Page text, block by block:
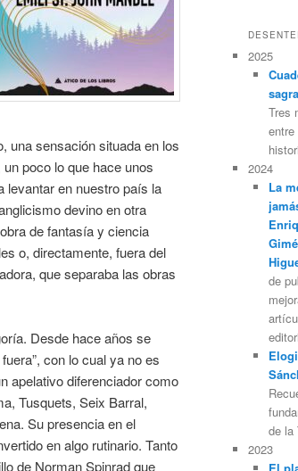
una sensación situada en los
poco lo que hace unos
levantar en nuestro país la
devino en otra
de fantasía y ciencia
o, directamente, fuera del
que separaba las obras
Desde hace años se
con lo cual ya no es
apelativo diferenciador como
Tusquets, Seix Barral,
Su presencia en el
en algo rutinario. Tanto
de Norman Spinrad que
2025
Tres
2024
La
de
de la
2023